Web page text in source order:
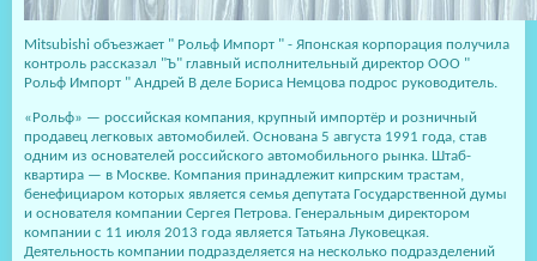
Mitsubishi объезжает " Рольф Импорт " - Японская корпорация получила
контроль рассказал "Ъ" главный исполнительный директор ООО "
Рольф Импорт " Андрей В деле Бориса Немцова подрос руководитель.
«Рольф» — российская компания, крупный импортёр и розничный
продавец легковых автомобилей. Основана 5 августа 1991 года, став
одним из основателей российского автомобильного рынка. Штаб-
квартира — в Москве. Компания принадлежит кипрским трастам,
бенефициаром которых является семья депутата Государственной думы
и основателя компании Сергея Петрова. Генеральным директором
компании с 11 июля 2013 года является Татьяна Луковецкая.
Деятельность компании подразделяется на несколько подразделений